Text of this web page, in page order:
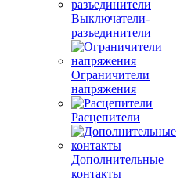
Выключатели-
разъединители
Ограничители
напряжения
Расцепители
Дополнительные
контакты